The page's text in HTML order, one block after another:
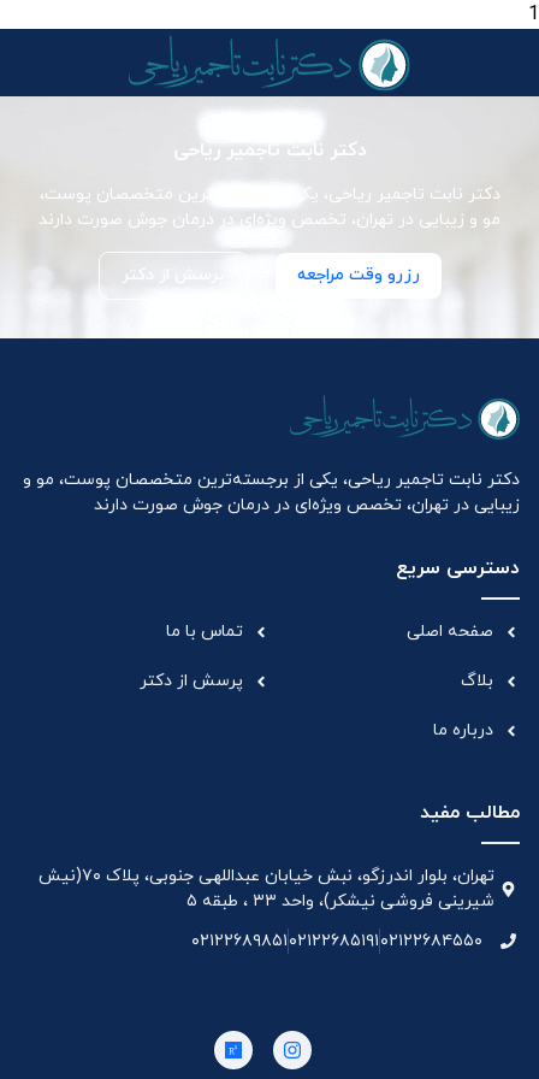
1
دکتر نابت تاجمیر ریاحی
دکتر نابت تاجمیر ریاحی، یکی از برجسته‌ترین متخصصان پوست،
مو و زیبایی در تهران، تخصص ویژه‌ای در درمان جوش صورت دارند
رزرو وقت مراجعه پرسش از دکتر
دکتر نابت تاجمیر ریاحی، یکی از برجسته‌ترین متخصصان پوست، مو و
زیبایی در تهران، تخصص ویژه‌ای در درمان جوش صورت دارند
دسترسی سریع
صفحه اصلی
بلاگ
درباره ما
تماس با ما
پرسش از دکتر
مطالب مفید
تهران، بلوار اندرزگو، نبش خیابان عبداللهی جنوبی، پلاک ۷۰(نیش
شیرینی فروشی نیشکر)، واحد ۳۳ ، طبقه ۵
۰۲۱۲۲۶۸۴۵۵۰۰۲۱۲۲۶۸۵۱۹۱۰۲۱۲۲۶۸۹۸۵۱